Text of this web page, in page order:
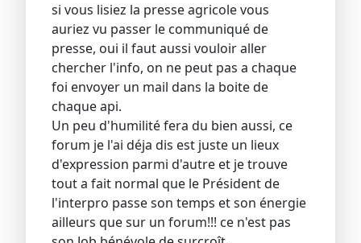
si vous lisiez la presse agricole vous
auriez vu passer le communiqué de
presse, oui il faut aussi vouloir aller
chercher l'info, on ne peut pas a chaque
foi envoyer un mail dans la boite de
chaque api.
Un peu d'humilité fera du bien aussi, ce
forum je l'ai déja dis est juste un lieux
d'expression parmi d'autre et je trouve
tout a fait normal que le Président de
l'interpro passe son temps et son énergie
ailleurs que sur un forum!!! ce n'est pas